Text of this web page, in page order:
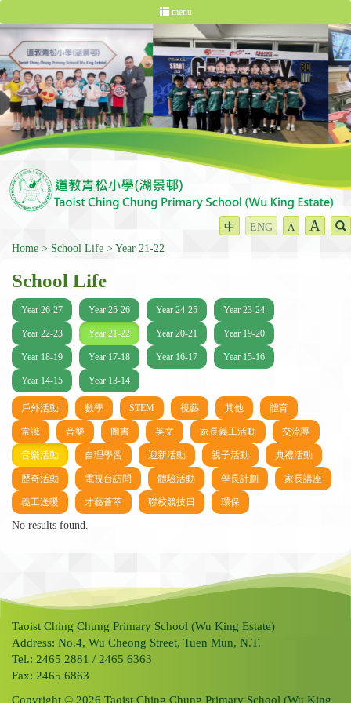
menu
中 ENG A A
Home School Life Year 21-22
School Life
Year 26-27 Year 25-26 Year 24-25 Year 23-24
Year 22-23 Year 21-22 Year 20-21 Year 19-20
Year 18-19 Year 17-18 Year 16-17 Year 15-16
Year 14-15 Year 13-14
戶外活動 數學 STEM 視藝 其他 體育
常識 音樂 圖書 英文 家長義工活動 交流團
音樂活動 自理學習 迎新活動 親子活動 典禮活動
歷奇活動 電視台訪問 體驗活動 學長計劃 家長講座
義工送暖 才藝薈萃 聯校競技日 環保
No results found.
Taoist Ching Chung Primary School (Wu King Estate)
Address: No.4, Wu Cheong Street, Tuen Mun, N.T.
Tel.: 2465 2881 / 2465 6363
Fax: 2465 6863
Copyright © 2026 Taoist Ching Chung Primary School (Wu King